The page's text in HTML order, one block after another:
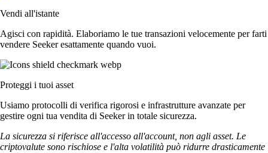
Vendi all'istante
Agisci con rapidità. Elaboriamo le tue transazioni velocemente per farti
vendere Seeker esattamente quando vuoi.
Proteggi i tuoi asset
Usiamo protocolli di verifica rigorosi e infrastrutture avanzate per
gestire ogni tua vendita di Seeker in totale sicurezza.
La sicurezza si riferisce all'accesso all'account, non agli asset. Le
criptovalute sono rischiose e l'alta volatilità può ridurre drasticamente